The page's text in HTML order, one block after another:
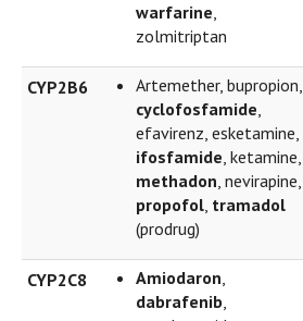
warfarine,
zolmitriptan
CYP2B6
Artemether, bupropion,
cyclofosfamide,
efavirenz, esketamine,
ifosfamide, ketamine,
methadon, nevirapine,
propofol, tramadol
(prodrug)
CYP2C8 Amiodaron,
dabrafenib,